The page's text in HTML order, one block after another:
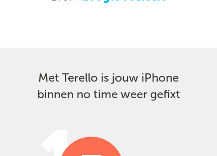
Met Terello is jouw iPhone
binnen no time weer gefixt